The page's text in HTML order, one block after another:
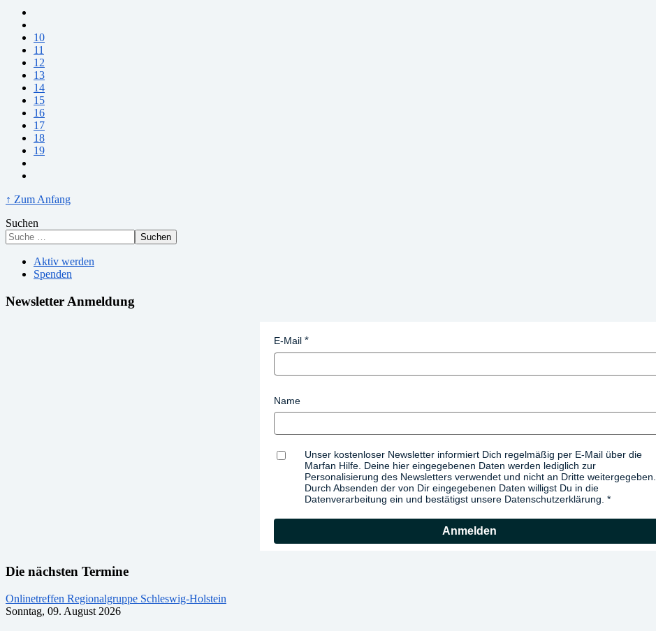
10
11
12
13
14
15
16
17
18
19
↑ Zum Anfang
Suchen
Suchen
Aktiv werden
Spenden
Newsletter Anmeldung
E-Mail
Name
Unser kostenloser Newsletter informiert Dich regelmäßig per E-Mail über die
Marfan Hilfe. Deine hier eingegebenen Daten werden lediglich zur
Personalisierung des Newsletters verwendet und nicht an Dritte weitergegeben.
Durch Absenden der von Dir eingegebenen Daten willigst Du in die
Datenverarbeitung ein und bestätigst unsere Datenschutzerklärung.
Anmelden
Die nächsten Termine
Onlinetreffen Regionalgruppe Schleswig-Holstein
Sonntag, 09. August 2026